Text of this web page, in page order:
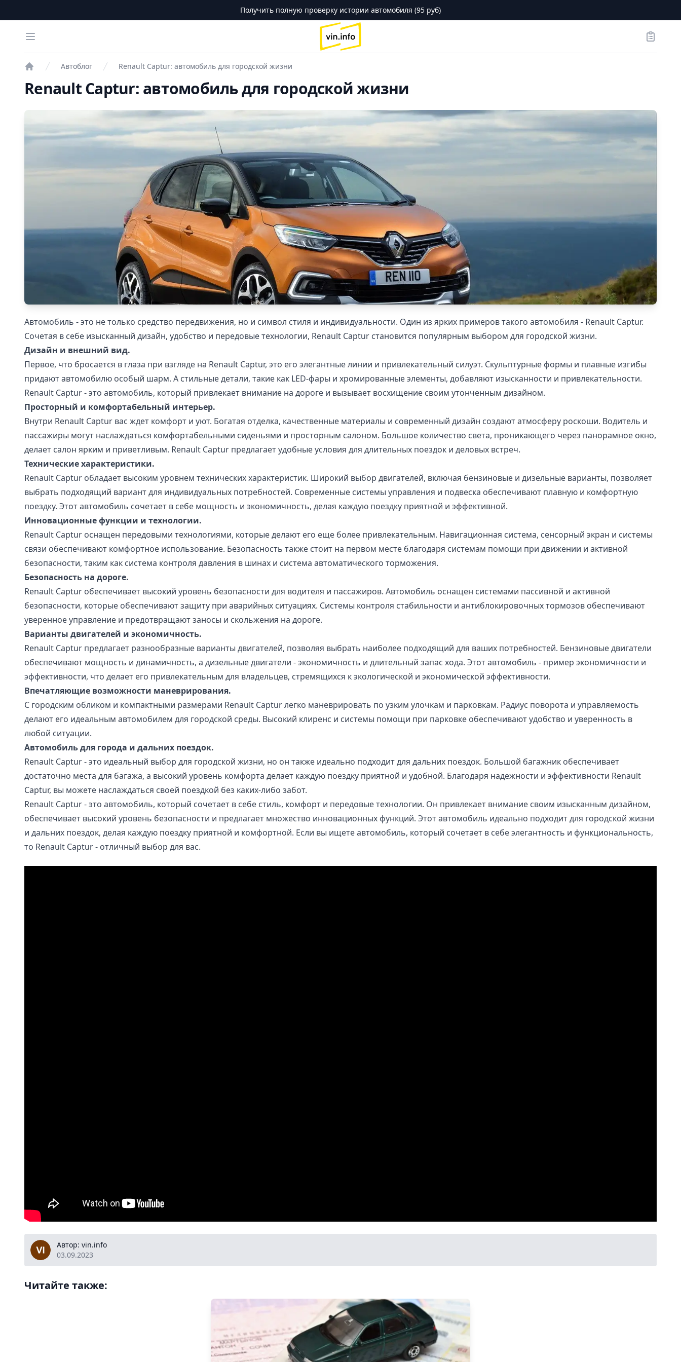
Получить полную проверку истории автомобиля (95 руб)
Open menu
logo
Заказы
Автоблог Renault Captur: автомобиль для городской жизни
Renault Captur: автомобиль для городской жизни
Автомобиль - это не только средство передвижения, но и символ стиля и индивидуальности. Один из ярких примеров такого автомобиля - Renault Captur.
Сочетая в себе изысканный дизайн, удобство и передовые технологии, Renault Captur становится популярным выбором для городской жизни.
Дизайн и внешний вид.
Первое, что бросается в глаза при взгляде на Renault Captur, это его элегантные линии и привлекательный силуэт. Скульптурные формы и плавные изгибы
придают автомобилю особый шарм. А стильные детали, такие как LED-фары и хромированные элементы, добавляют изысканности и привлекательности.
Renault Captur - это автомобиль, который привлекает внимание на дороге и вызывает восхищение своим утонченным дизайном.
Просторный и комфортабельный интерьер.
Внутри Renault Captur вас ждет комфорт и уют. Богатая отделка, качественные материалы и современный дизайн создают атмосферу роскоши. Водитель и
пассажиры могут наслаждаться комфортабельными сиденьями и просторным салоном. Большое количество света, проникающего через панорамное окно,
делает салон ярким и приветливым. Renault Captur предлагает удобные условия для длительных поездок и деловых встреч.
Технические характеристики.
Renault Captur обладает высоким уровнем технических характеристик. Широкий выбор двигателей, включая бензиновые и дизельные варианты, позволяет
выбрать подходящий вариант для индивидуальных потребностей. Современные системы управления и подвеска обеспечивают плавную и комфортную
поездку. Этот автомобиль сочетает в себе мощность и экономичность, делая каждую поездку приятной и эффективной.
Инновационные функции и технологии.
Renault Captur оснащен передовыми технологиями, которые делают его еще более привлекательным. Навигационная система, сенсорный экран и системы
связи обеспечивают комфортное использование. Безопасность также стоит на первом месте благодаря системам помощи при движении и активной
безопасности, таким как система контроля давления в шинах и система автоматического торможения.
Безопасность на дороге.
Renault Captur обеспечивает высокий уровень безопасности для водителя и пассажиров. Автомобиль оснащен системами пассивной и активной
безопасности, которые обеспечивают защиту при аварийных ситуациях. Системы контроля стабильности и антиблокировочных тормозов обеспечивают
уверенное управление и предотвращают заносы и скольжения на дороге.
Варианты двигателей и экономичность.
Renault Captur предлагает разнообразные варианты двигателей, позволяя выбрать наиболее подходящий для ваших потребностей. Бензиновые двигатели
обеспечивают мощность и динамичность, а дизельные двигатели - экономичность и длительный запас хода. Этот автомобиль - пример экономичности и
эффективности, что делает его привлекательным для владельцев, стремящихся к экологической и экономической эффективности.
Впечатляющие возможности маневрирования.
С городским обликом и компактными размерами Renault Captur легко маневрировать по узким улочкам и парковкам. Радиус поворота и управляемость
делают его идеальным автомобилем для городской среды. Высокий клиренс и системы помощи при парковке обеспечивают удобство и уверенность в
любой ситуации.
Автомобиль для города и дальних поездок.
Renault Captur - это идеальный выбор для городской жизни, но он также идеально подходит для дальних поездок. Большой багажник обеспечивает
достаточно места для багажа, а высокий уровень комфорта делает каждую поездку приятной и удобной. Благодаря надежности и эффективности Renault
Captur, вы можете наслаждаться своей поездкой без каких-либо забот.
Renault Captur - это автомобиль, который сочетает в себе стиль, комфорт и передовые технологии. Он привлекает внимание своим изысканным дизайном,
обеспечивает высокий уровень безопасности и предлагает множество инновационных функций. Этот автомобиль идеально подходит для городской жизни
и дальних поездок, делая каждую поездку приятной и комфортной. Если вы ищете автомобиль, который сочетает в себе элегантность и функциональность,
то Renault Captur - отличный выбор для вас.
vin.infoАвтор: vin.info
03.09.2023
Читайте также: